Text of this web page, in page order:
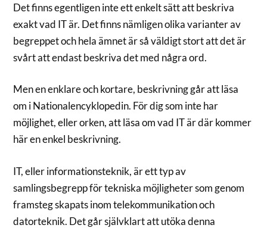
Det finns egentligen inte ett enkelt sätt att beskriva
exakt vad IT är. Det finns nämligen olika varianter av
begreppet och hela ämnet är så väldigt stort att det är
svårt att endast beskriva det med några ord.
Men en enklare och kortare, beskrivning går att läsa
om i Nationalencyklopedin. För dig som inte har
möjlighet, eller orken, att läsa om vad IT är där kommer
här en enkel beskrivning.
IT, eller informationsteknik, är ett typ av
samlingsbegrepp för tekniska möjligheter som genom
framsteg skapats inom telekommunikation och
datorteknik. Det går självklart att utöka denna